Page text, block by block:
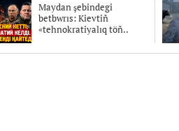
Maydan şebindegi
betbwrıs: Kievtiñ
«tehnokratiyalıq töñ..